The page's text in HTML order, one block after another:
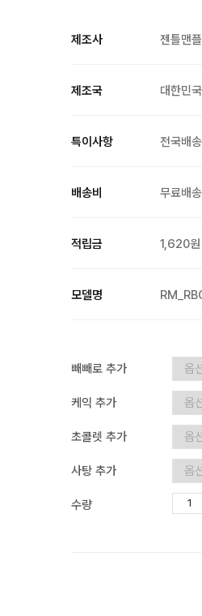
제조사 젠틀맨
제조국 대한민국
특이사항 전국배송
배송비 무료배송
적립금 1,620원
모델명
빼빼로 추가
케익 추가
초콜렛 추가
사탕 추가
수량